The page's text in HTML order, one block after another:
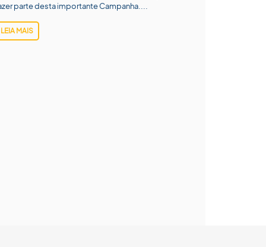
parte desta importante Campanha....
LEIA MAIS